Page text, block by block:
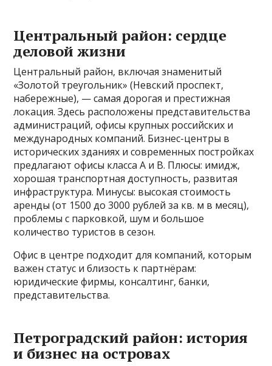
Центральный район: сердце
деловой жизни
Центральный район, включая знаменитый
«Золотой треугольник» (Невский проспект,
набережные), — самая дорогая и престижная
локация. Здесь расположены представительства
администраций, офисы крупных российских и
международных компаний. Бизнес-центры в
исторических зданиях и современных постройках
предлагают офисы класса А и В. Плюсы: имидж,
хорошая транспортная доступность, развитая
инфраструктура. Минусы: высокая стоимость
аренды (от 1500 до 3000 рублей за кв. м в месяц),
проблемы с парковкой, шум и большое
количество туристов в сезон.
Офис в центре подходит для компаний, которым
важен статус и близость к партнёрам:
юридические фирмы, консалтинг, банки,
представительства.
Петроградский район: история
и бизнес на островах